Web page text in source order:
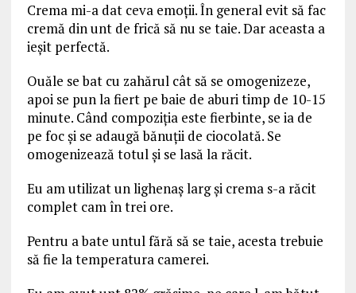
Crema mi-a dat ceva emoții. În general evit să fac
cremă din unt de frică să nu se taie. Dar aceasta a
ieșit perfectă.
Ouăle se bat cu zahărul cât să se omogenizeze,
apoi se pun la fiert pe baie de aburi timp de 10-15
minute. Când compoziția este fierbinte, se ia de
pe foc și se adaugă bănuții de ciocolată. Se
omogenizează totul și se lasă la răcit.
Eu am utilizat un lighenaș larg și crema s-a răcit
complet cam în trei ore.
Pentru a bate untul fără să se taie, acesta trebuie
să fie la temperatura camerei.